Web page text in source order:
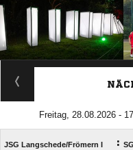
Freitag, 28.08.2026 -
JSG Langschede/​Frömern I :